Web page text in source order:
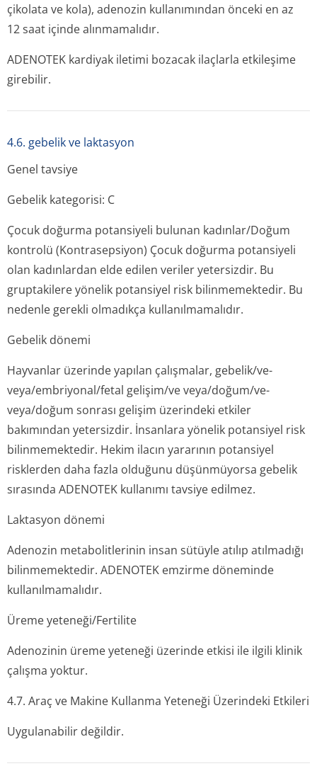
çikolata ve kola), adenozin kullanımından önceki en az
12 saat içinde alınmamalıdır.
ADENOTEK kardiyak iletimi bozacak ilaçlarla etkileşime
girebilir.
4.6. gebelik ve laktasyon
Genel tavsiye
Gebelik kategorisi: C
Çocuk doğurma potansiyeli bulunan kadınlar/Doğum
kontrolü (Kontrasepsiyon) Çocuk doğurma potansiyeli
olan kadınlardan elde edilen veriler yetersizdir. Bu
gruptakilere yönelik potansiyel risk bilinmemektedir. Bu
nedenle gerekli olmadıkça kullanılmamalıdır.
Gebelik dönemi
Hayvanlar üzerinde yapılan çalışmalar, gebelik/ve-
veya/embriyonal/fe­tal gelişim/ve veya/doğum/ve-
veya/doğum sonrası gelişim üzerindeki etkiler
bakımından yetersizdir. İnsanlara yönelik potansiyel risk
bilinmemektedir. Hekim ilacın yararının potansiyel
risklerden daha fazla olduğunu düşünmüyorsa gebelik
sırasında ADENOTEK kullanımı tavsiye edilmez.
Laktasyon dönemi
Adenozin metabolitlerinin insan sütüyle atılıp atılmadığı
bilinmemektedir. ADENOTEK emzirme döneminde
kullanılmamalıdır.
Üreme yeteneği/Fertilite
Adenozinin üreme yeteneği üzerinde etkisi ile ilgili klinik
çalışma yoktur.
4.7. Araç ve Makine Kullanma Yeteneği Üzerindeki Etkileri
Uygulanabilir değildir.